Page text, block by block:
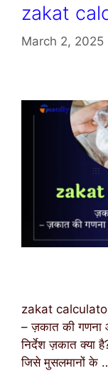
zakat
March 2, 2025
zakat
– ज़कात की गणना
निर्देश ज़कात क्या
जिसे मुसलमानों के